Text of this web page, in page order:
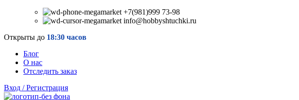
+7(981)999 73-98
info@hobbyshtuchki.ru
Открыты до 18:30 часов
Блог
О нас
Отследить заказ
Вход / Регистрация